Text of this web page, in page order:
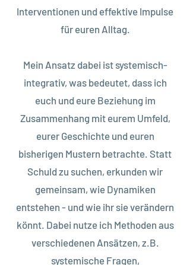
Interventionen und effektive Impulse
für euren Alltag.
Mein Ansatz dabei ist systemisch-
integrativ, was bedeutet, dass ich
euch und eure Beziehung im
Zusammenhang mit eurem Umfeld,
eurer Geschichte und euren
bisherigen Mustern betrachte. Statt
Schuld zu suchen, erkunden wir
gemeinsam, wie Dynamiken
entstehen - und wie ihr sie verändern
könnt. Dabei nutze ich Methoden aus
verschiedenen Ansätzen, z.B.
systemische Fragen,